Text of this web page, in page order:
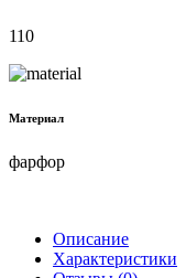
110
Материал
фарфор
Описание
Характеристики